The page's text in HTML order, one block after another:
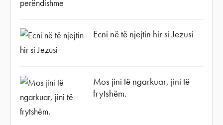
Ecni në të njejtin hir si Jezusi
Mos jini të ngarkuar, jini të
frytshëm.